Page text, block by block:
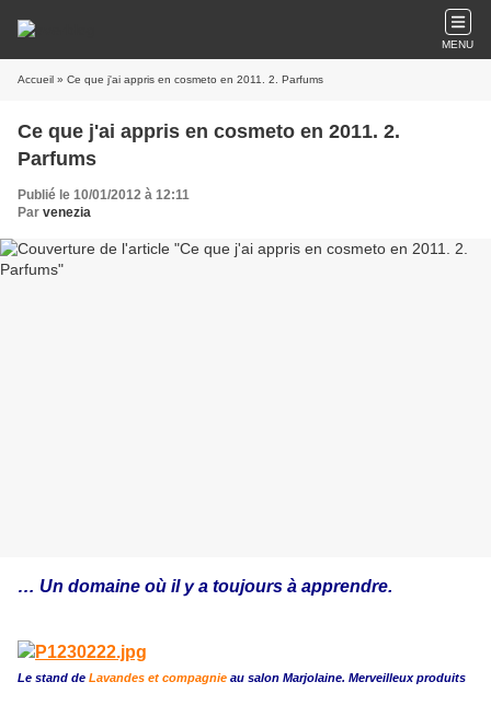
MENU
Accueil » Ce que j'ai appris en cosmeto en 2011. 2. Parfums
Ce que j'ai appris en cosmeto en 2011. 2.
Parfums
Publié le 10/01/2012 à 12:11
Par venezia
… Un domaine où il y a toujours à apprendre.
Le stand de Lavandes et compagnie au salon Marjolaine. Merveilleux produits